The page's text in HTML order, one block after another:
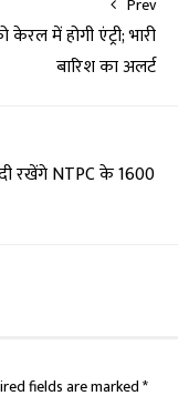
Prev
में होगी एंट्री; भारी
बारिश का अलर्ट
रखेंगे NTPC के 1600
fields are marked*